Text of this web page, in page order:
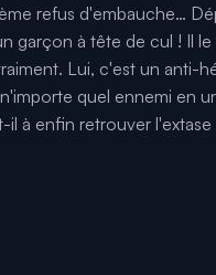
refus d'embauche…
garçon à tête de cul ! Il
Lui, c'est un anti-
quel ennemi en
il à enfin retrouver